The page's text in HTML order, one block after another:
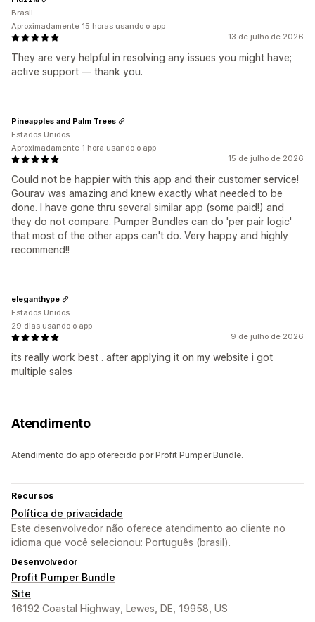
13 de julho de 2026
They are very helpful in resolving any issues you might have;
active support — thank you.
Brasil
Aproximadamente 15 horas usando o app
15 de julho de 2026
Could not be happier with this app and their customer service!
Gourav was amazing and knew exactly what needed to be
done. I have gone thru several similar app (some paid!) and
they do not compare. Pumper Bundles can do 'per pair logic'
that most of the other apps can't do. Very happy and highly
recommend!!
Pineapples and Palm Trees
Estados Unidos
Aproximadamente 1 hora usando o app
9 de julho de 2026
its really work best . after applying it on my website i got
multiple sales
eleganthype
Estados Unidos
29 dias usando o app
Atendimento
Atendimento do app oferecido por Profit Pumper Bundle.
Recursos
Política de privacidade
Este desenvolvedor não oferece atendimento ao cliente no
idioma que você selecionou: Português (brasil).
Desenvolvedor
Profit Pumper Bundle
Site
16192 Coastal Highway, Lewes, DE, 19958, US